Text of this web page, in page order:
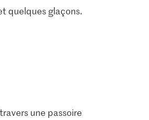
quelques glaçons.
une passoire